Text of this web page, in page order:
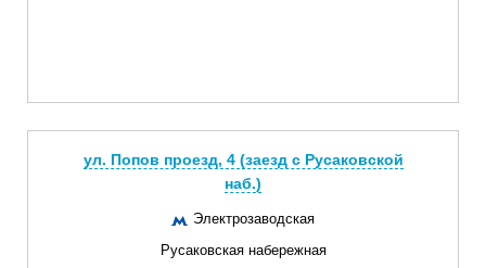
ул. Попов проезд, 4 (заезд с Русаковской
наб.)
Электрозаводская
Русаковская набережная